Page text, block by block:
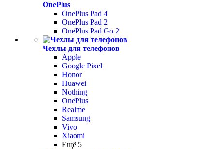
OnePlus
OnePlus Pad 4
OnePlus Pad 2
OnePlus Pad Go 2
Чехлы для телефонов
Apple
Google Pixel
Honor
Huawei
Nothing
OnePlus
Realme
Samsung
Vivo
Xiaomi
Ещё 5